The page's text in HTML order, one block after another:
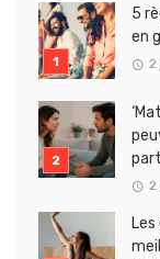
5
en
2
2